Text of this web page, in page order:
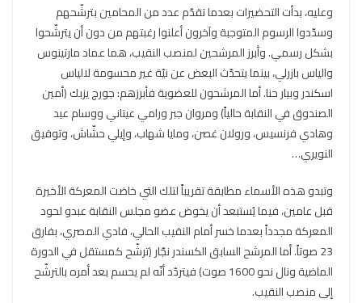
وعليه، بدأت التحضيرات بعدما تقدّم عدد من المحامين بترشّحهم
وسدّدوا الرسوم المتوجبة وآخرون أعلنوا رغبتهم من دون أن يترشّحوا
بشكل رسمي. وأبرز المرشحين لمنصب النقيب، هما عماد مارتينوس
والياس بازرلي، بينما يتحدّث البعض عن نيّة غير محسومة لالياس
اسكندر وبيار حنا. أما المرشحون للعضوية فأبرزهم: جورج يزبك (أمين
الصندوق في النقابة حالياً) ومروان جبر ورامي عيتاني ووسام عيد
وهادي فرنسيس، ورولان غصن، ومايا شهاب، وإيلي حشّاش، وتوفيق
النويري…
وتبدو هذه الأسماء مطابقة تقريباً لتلك التي خاضت المعركة الأخيرة
قبل عامين، فيما يُستبعد أن يخوض عضو مجلس النقابة عبدو لحود
المعركة مجدداً بعدما خسر أمام النقيب الحالي، فادي المصري، بفارق
23 صوتاً. أما المرشح السابق الكسندر نجّار (ترشّح كمستقل في الدورة
الماضية ونال نحو 1600 صوت) فيتردّد أنّه لم يحسم بعد أمره بالترشّح
إلى منصب النقيب.